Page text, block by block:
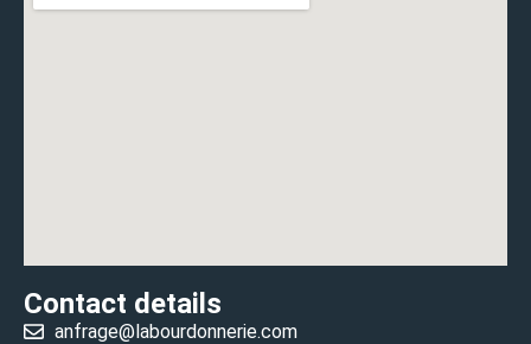
Contact details
anfrage@labourdonnerie.com